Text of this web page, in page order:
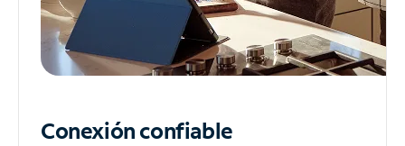
Conexión confiable